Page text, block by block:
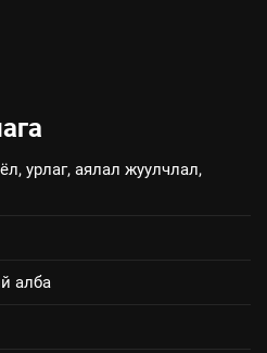
ТАЗ-ЫН САЛБАР ЗӨВЛӨЛ
урлаг, аялал жуулчлал,
алба